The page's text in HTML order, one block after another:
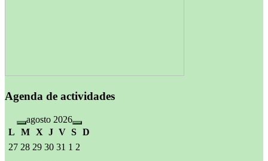
Agenda de actividades
agosto 2026
L
M X J V S D
27 28 29 30 31 1 2